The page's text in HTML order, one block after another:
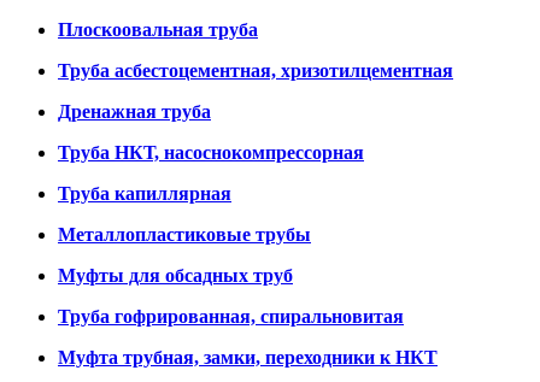
Плоскоовальная труба
Труба асбестоцементная, хризотилцементная
Дренажная труба
Труба НКТ, насоснокомпрессорная
Труба капиллярная
Металлопластиковые трубы
Муфты для обсадных труб
Труба гофрированная, спиральновитая
Муфта трубная, замки, переходники к НКТ